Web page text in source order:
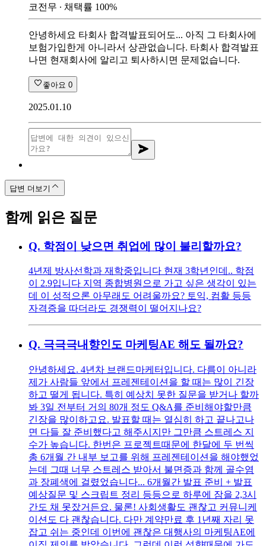
코전무 ∙ 채택률 100%
안녕하세요 타회사 합격발표되어도... 아직 그 타회사에
보험가입한게 아니라서 상관없습니다. 타회사 합격발표
나면 현재회사에 알리고 퇴사하시면 문제없습니다.
좋아요 0
2025.01.10
답변 더보기
함께 읽은 질문
Q. 학점이 낮으면 취업에 많이 불리할까요?
4년제 방사선학과 재학중입니다 현재 3학년인데.. 학점
이 2.9입니다 지역 종합병원으로 가고 싶은 생각이 있는
데 이 성적으론 아무래도 어려울까요? 토익, 컴활 등등
자격증을 따더라도 경쟁력이 떨어지나요?
Q. 극극극내향인도 마케팅AE 해도 될까요?
안녕하세요. 4년차 브랜드마케터입니다. 다름이 아니라
제가 사람들 앞에서 프레젠테이션을 할 때는 많이 긴장
하고 떨게 됩니다. 특히 예상치 못한 질문을 받거나 할까
봐 3일 전부터 거의 80개 정도 Q&A를 준비해야할만큼
긴장을 많이하고요. 발표할 때는 열심히 하고 끝나고나
면 다들 잘 준비했다고 해주시지만 그만큼 스트레스 지
수가 높습니다. 한번은 프로젝트때문에 한달에 두 번씩
총 6개월 간 내부 보고를 위해 프레젠테이션을 해야했었
는데 그때 너무 스트레스 받아서 불면증과 함께 골수염
과 장폐색에 걸렸었습니다... 6개월간 발표 준비 + 발표
예상질문 및 스크립트 정리 등등으로 하루에 잠을 2,3시
간도 채 못잤거든요. 물론! 사회생활도 괜찮고 커뮤니케
이션도 다 괜찮습니다. 다만 계약만료 후 1년째 자리 못
잡고 쉬는 중인데 이번에 괜찮은 대행사의 마케팅AE에